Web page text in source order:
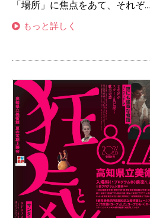
「場所」に焦点をあて、それぞ...
もっと詳しく